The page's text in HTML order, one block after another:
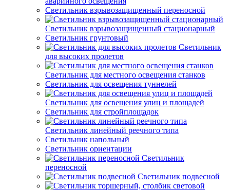
Светильник взрывозащищенный переносной
Светильник взрывозащищенный стационарный
Светильник грунтовый
Светильник
для высоких пролетов
Светильник для местного освещения станков
Светильник для освещения туннелей
Светильник для освещения улиц и площадей
Светильник для стройплощадок
Светильник линейный реечного типа
Светильник напольный
Светильник ориентации
Светильник
переносной
Светильник подвесной